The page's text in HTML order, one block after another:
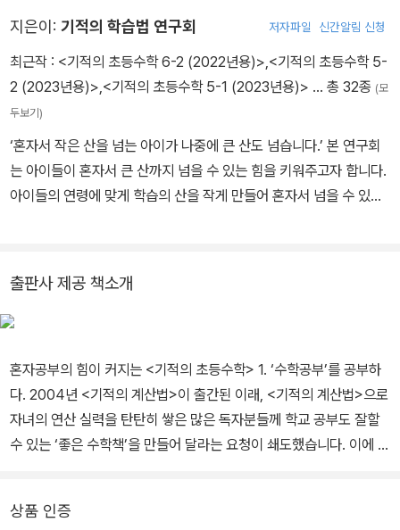
지은이: 기적의 학습법 연구회 저자파일 신간알림 신청
최근작 : <기적의 초등수학 6-2 (2022년용)>,<기적의 초등수학 5-
2 (2023년용)>,<기적의 초등수학 5-1 (2023년용)> … 총 32종 (모
두보기)
‘혼자서 작은 산을 넘는 아이가 나중에 큰 산도 넘습니다.’ 본 연구회
는 아이들이 혼자서 큰 산까지 넘을 수 있는 힘을 키워주고자 합니다.
아이들의 연령에 맞게 학습의 산을 작게 만들어 혼자서 넘을 수 있게
저작물은 <기적의 계산법>, <기적의 도형계산법>, <기적의 중학연
산>, <기적의 중학도형> 등이 있습니다.
출판사 제공 책소개
혼자공부의 힘이 커지는 <기적의 초등수학> 1. ‘수학공부’를 공부하
다. 2004년 <기적의 계산법>이 출간된 이래, <기적의 계산법>으로
자녀의 연산 실력을 탄탄히 쌓은 많은 독자분들께 학교 공부도 잘할
수 있는 ‘좋은 수학책’을 만들어 달라는 요청이 쇄도했습니다. 이에 기
들의 공부를 제대로 이해하고 있는가?’라는 근원적인 부분부터 의문
상품 인증